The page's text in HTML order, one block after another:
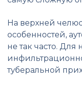
На верхней
особенностей,
не так часто. Для
туберальной